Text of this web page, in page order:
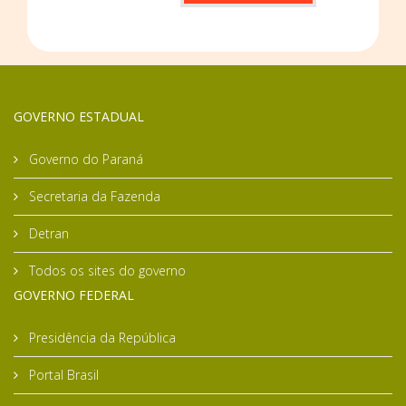
GOVERNO ESTADUAL
Governo do Paraná
Secretaria da Fazenda
Detran
Todos os sites do governo
GOVERNO FEDERAL
Presidência da República
Portal Brasil